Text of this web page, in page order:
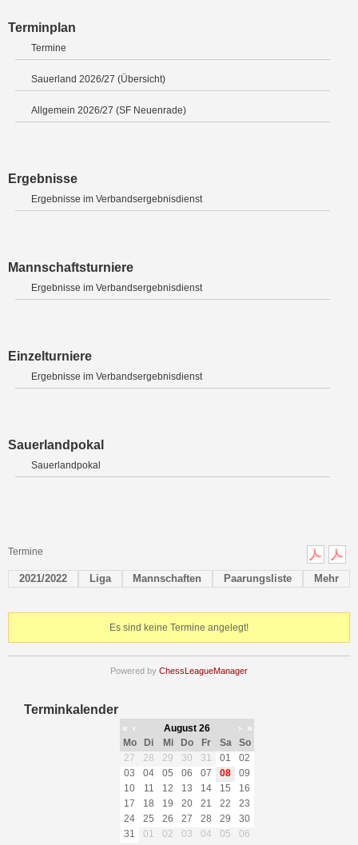
Terminplan
Termine
Sauerland 2026/27 (Übersicht)
Allgemein 2026/27 (SF Neuenrade)
Ergebnisse
Ergebnisse im Verbandsergebnisdienst
Mannschaftsturniere
Ergebnisse im Verbandsergebnisdienst
Einzelturniere
Ergebnisse im Verbandsergebnisdienst
Sauerlandpokal
Sauerlandpokal
Termine
2021/2022 Liga Mannschaften Paarungsliste Mehr
Es sind keine Termine angelegt!
Powered by ChessLeagueManager
Terminkalender
« ‹ August 26 ›
»
Mo
Di Mi Do Fr Sa
So
27
28 29 30 31 01
02
03
04 05 06 07 08
09
10
11 12 13 14 15
16
17
18 19 20 21 22
23
24
25 26 27 28 29
30
31
01 02 03 04 05 06